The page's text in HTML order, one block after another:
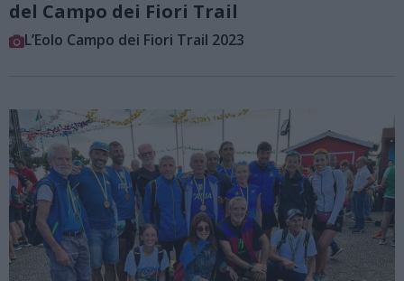
del Campo dei Fiori Trail
L’Eolo Campo dei Fiori Trail 2023